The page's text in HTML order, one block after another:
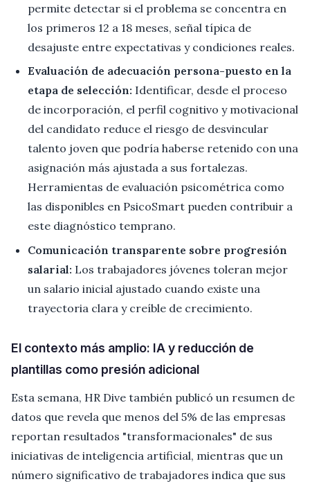
permite detectar si el problema se concentra en
los primeros 12 a 18 meses, señal típica de
desajuste entre expectativas y condiciones reales.
Evaluación de adecuación persona-puesto en la
etapa de selección: Identificar, desde el proceso
de incorporación, el perfil cognitivo y motivacional
del candidato reduce el riesgo de desvincular
talento joven que podría haberse retenido con una
asignación más ajustada a sus fortalezas.
Herramientas de evaluación psicométrica como
las disponibles en PsicoSmart pueden contribuir a
este diagnóstico temprano.
Comunicación transparente sobre progresión
salarial: Los trabajadores jóvenes toleran mejor
un salario inicial ajustado cuando existe una
trayectoria clara y creíble de crecimiento.
El contexto más amplio: IA y reducción de
plantillas como presión adicional
Esta semana, HR Dive también publicó un resumen de
datos que revela que menos del 5% de las empresas
reportan resultados "transformacionales" de sus
iniciativas de inteligencia artificial, mientras que un
número significativo de trabajadores indica que sus